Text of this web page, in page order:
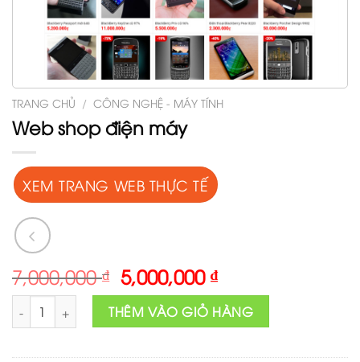
TRANG CHỦ / CÔNG NGHỆ - MÁY TÍNH
Web shop điện máy
XEM TRANG WEB THỰC TẾ
7,000,000₫ Original
price
was:
7,000,000 ₫.
5,000,000₫Current
price
is:
5,000,000 ₫.
Web shop điện máy số lượngTHÊM VÀO GIỎ HÀNG